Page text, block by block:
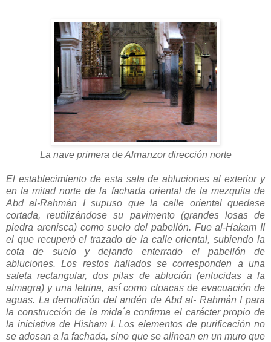
La nave primera de Almanzor dirección norte
El establecimiento de esta sala de abluciones al exterior y
en la mitad norte de la fachada oriental de la mezquita de
Abd al-Rahmán I supuso que la calle oriental quedase
cortada, reutilizándose su pavimento (grandes losas de
piedra arenisca) como suelo del pabellón. Fue al-Hakam II
el que recuperó el trazado de la calle oriental, subiendo la
cota de suelo y dejando enterrado el pabellón de
abluciones. Los restos hallados se corresponden a una
saleta rectangular, dos pilas de ablución (enlucidas a la
almagra) y una letrina, así como cloacas de evacuación de
aguas. La demolición del andén de Abd al- Rahmán I para
la construcción de la mida´a confirma el carácter propio de
la iniciativa de Hisham I. Los elementos de purificación no
se adosan a la fachada, sino que se alinean en un muro que